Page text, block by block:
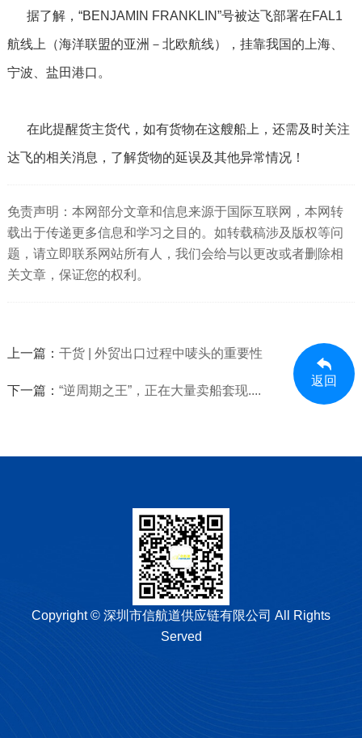
据了解，“BENJAMIN FRANKLIN”号被达飞部署在FAL1
航线上（海洋联盟的亚洲－北欧航线），挂靠我国的上海、
宁波、盐田港口。
在此提醒货主货代，如有货物在这艘船上，还需及时关注
达飞的相关消息，了解货物的延误及其他异常情况！
免责声明：本网部分文章和信息来源于国际互联网，本网转
载出于传递更多信息和学习之目的。如转载稿涉及版权等问
题，请立即联系网站所有人，我们会给与以更改或者删除相
关文章，保证您的权利。
上一篇： 干货 | 外贸出口过程中唛头的重要性
下一篇： “逆周期之王”，正在大量卖船套现....
返回
Copyright © 深圳市信航道供应链有限公司 All Rights
Served